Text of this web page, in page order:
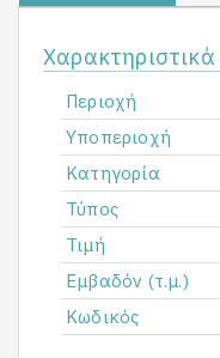
Χαρακτηριστικά
Περιοχή
Υποπεριοχή
Κατηγορία
Τύπος
Τιμή
Εμβαδόν (τ.μ.)
Κωδικός